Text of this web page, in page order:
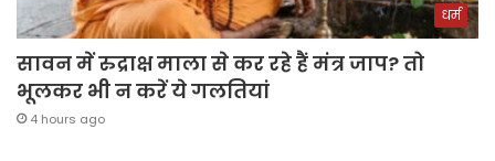
धर्म
सावन में रुद्राक्ष माला से कर रहे हैं मंत्र जाप? तो
भूलकर भी न करें ये गलतियां
4 hours ago